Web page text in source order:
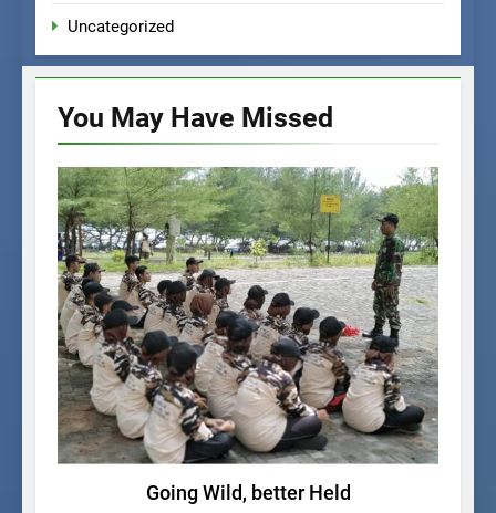
Uncategorized
You May Have Missed
KEGIATAN SISWA
Going Wild, better Held